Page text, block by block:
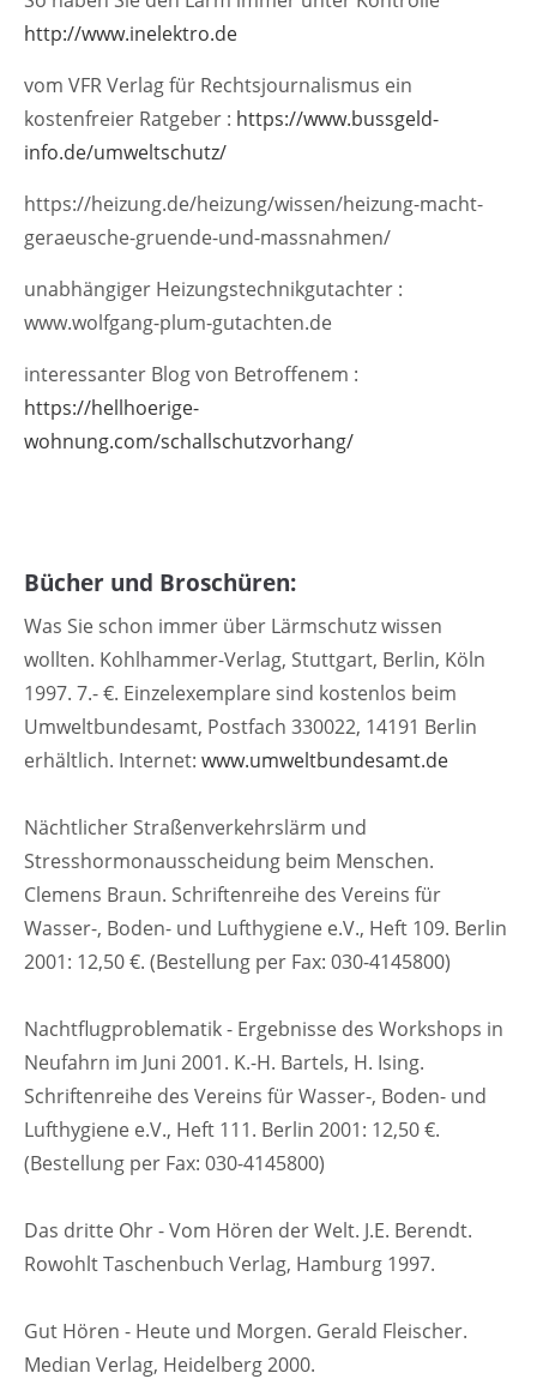
http://www.inelektro.de
vom VFR Verlag für Rechtsjournalismus ein
kostenfreier Ratgeber : https://www.bussgeld-
info.de/umweltschutz/
https://heizung.de/heizung/wissen/heizung-macht-
geraeusche-gruende-und-massnahmen/
unabhängiger Heizungstechnikgutachter :
www.wolfgang-plum-gutachten.de
interessanter Blog von Betroffenem :
https://hellhoerige-
wohnung.com/schallschutzvorhang/
Bücher und Broschüren:
Was Sie schon immer über Lärmschutz wissen
wollten. Kohlhammer-Verlag, Stuttgart, Berlin, Köln
1997. 7.- €. Einzelexemplare sind kostenlos beim
Umweltbundesamt, Postfach 330022, 14191 Berlin
erhältlich. Internet: www.umweltbundesamt.de
Nächtlicher Straßenverkehrslärm und
Stresshormonausscheidung beim Menschen.
Clemens Braun. Schriftenreihe des Vereins für
Wasser-, Boden- und Lufthygiene e.V., Heft 109. Berlin
2001: 12,50 €. (Bestellung per Fax: 030-4145800)
Nachtflugproblematik - Ergebnisse des Workshops in
Neufahrn im Juni 2001. K.-H. Bartels, H. Ising.
Schriftenreihe des Vereins für Wasser-, Boden- und
Lufthygiene e.V., Heft 111. Berlin 2001: 12,50 €.
(Bestellung per Fax: 030-4145800)
Das dritte Ohr - Vom Hören der Welt. J.E. Berendt.
Rowohlt Taschenbuch Verlag, Hamburg 1997.
Gut Hören - Heute und Morgen. Gerald Fleischer.
Median Verlag, Heidelberg 2000.